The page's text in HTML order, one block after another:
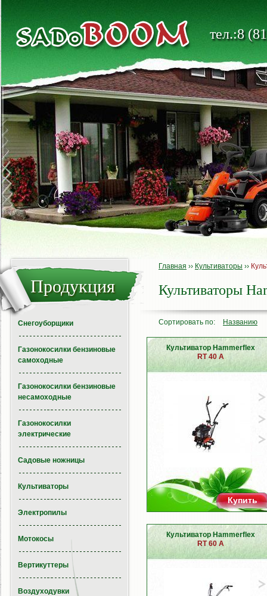
тел.:8
Главная ›› Культиваторы ››
Культиваторы
Сортировать по: Названию
Культиватор Hammerflex
RT 40 A
Купить
Культиватор Hammerflex
RT 60 A
Продукция
Снегоуборщики
Газонокосилки бензиновые
самоходные
Газонокосилки бензиновые
несамоходные
Газонокосилки
электрические
Садовые ножницы
Культиваторы
Электропилы
Мотокосы
Вертикуттеры
Воздуходувки